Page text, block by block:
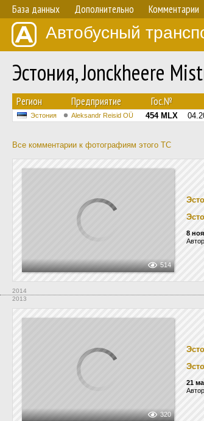
База данных Дополнительно Комментарии
Автобусный
Эстония, Jonckheere
Регион Предприятие Гос.№
Эстония Aleksandr Reisid OÜ 454 MLX
Все комментарии к фотографиям этого ТС
514
8
2014
2013
320
21